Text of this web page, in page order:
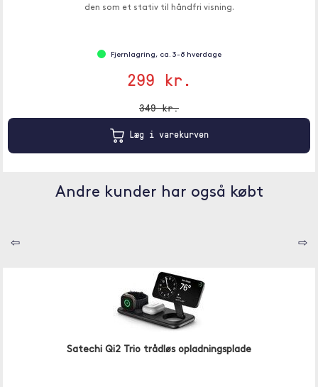
den som et stativ til håndfri visning.
Fjernlagring, ca. 3-8 hverdage
299 kr.
349 kr.
Læg i varekurven
Andre kunder har også købt
⇦ ⇨
Satechi Qi2 Trio trådløs opladningsplade